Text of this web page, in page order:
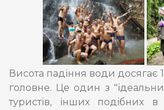
Висота падіння води досягає
головне. Це один з
туристів, інших подібних в